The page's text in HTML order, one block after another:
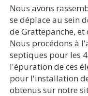
Nous avons
se déplace au sein
de Grattepanche,
Nous procédons à
septiques pour les
l'épuration de ces
pour l'installation
obtenus sur notre